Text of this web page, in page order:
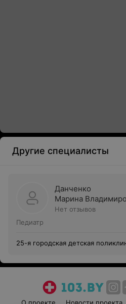
Другие специалисты
Данченко
Марина
Нет отзывов
Педиатр
25-я городская детская